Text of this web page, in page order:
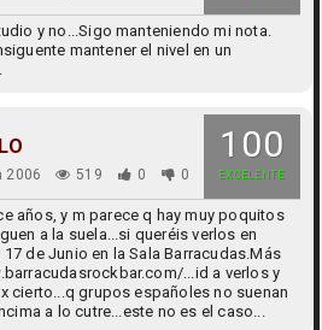
y no...Sigo manteniendo mi nota.
mantener el nivel en un
100
EXCELENTE
2006 519 0 0
años, y m parece q hay muy poquitos
a la suela...si queréis verlos en
de Junio en la Sala Barracudas.Más
...id a verlos y
cierto...q grupos españoles no suenan
a lo cutre...este no es el caso...